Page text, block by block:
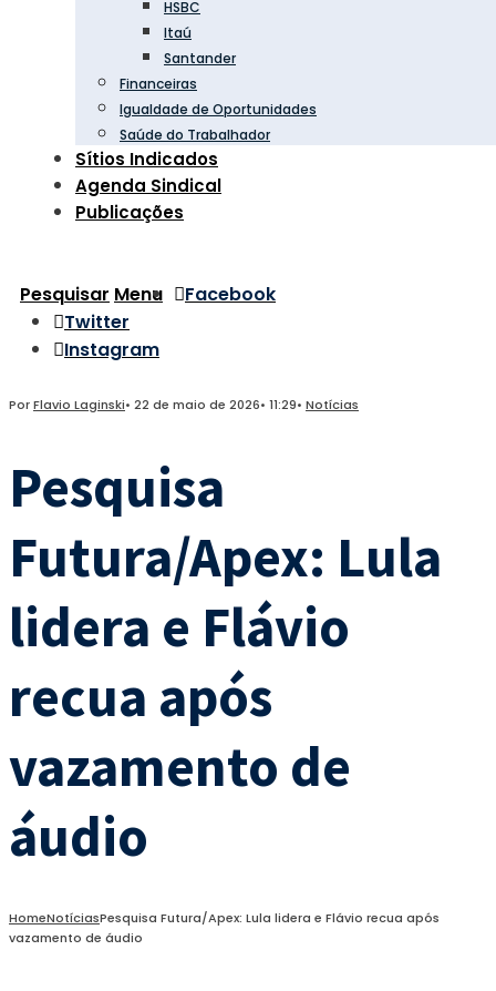
HSBC
Itaú
Santander
Financeiras
Igualdade de Oportunidades
Saúde do Trabalhador
Sítios Indicados
Agenda Sindical
Publicações
Pesquisar Menu
Facebook
Twitter
Instagram
PorFlavio Laginski• 22 de maio de 2026• 11:29• Notícias
Pesquisa
Futura/Apex: Lula
lidera e Flávio
recua após
vazamento de
áudio
HomeNotíciasPesquisa Futura/Apex: Lula lidera e Flávio recua após
vazamento de áudio